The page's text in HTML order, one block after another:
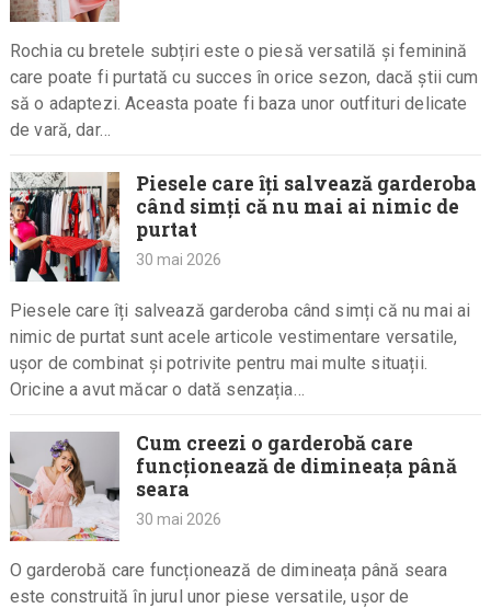
Rochia cu bretele subțiri este o piesă versatilă și feminină
care poate fi purtată cu succes în orice sezon, dacă știi cum
să o adaptezi. Aceasta poate fi baza unor outfituri delicate
de vară, dar…
Piesele care îți salvează garderoba
când simți că nu mai ai nimic de
purtat
30 mai 2026
Piesele care îți salvează garderoba când simți că nu mai ai
nimic de purtat sunt acele articole vestimentare versatile,
ușor de combinat și potrivite pentru mai multe situații.
Oricine a avut măcar o dată senzația…
Cum creezi o garderobă care
funcționează de dimineața până
seara
30 mai 2026
O garderobă care funcționează de dimineața până seara
este construită în jurul unor piese versatile, ușor de